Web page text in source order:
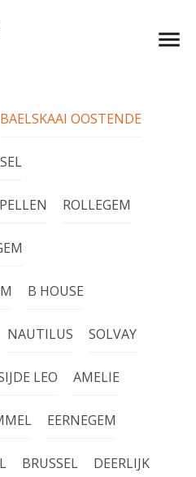
BAELSKAAI OOSTENDE
ROLLEGEM
B HOUSE
NAUTILUS SOLVAY
LEO AMELIE
EERNEGEM
BRUSSEL DEERLIJK